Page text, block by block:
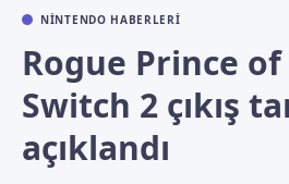
NINTENDO HABERLERI
Rogue Prince
Switch 2 çıkış
açıklandı